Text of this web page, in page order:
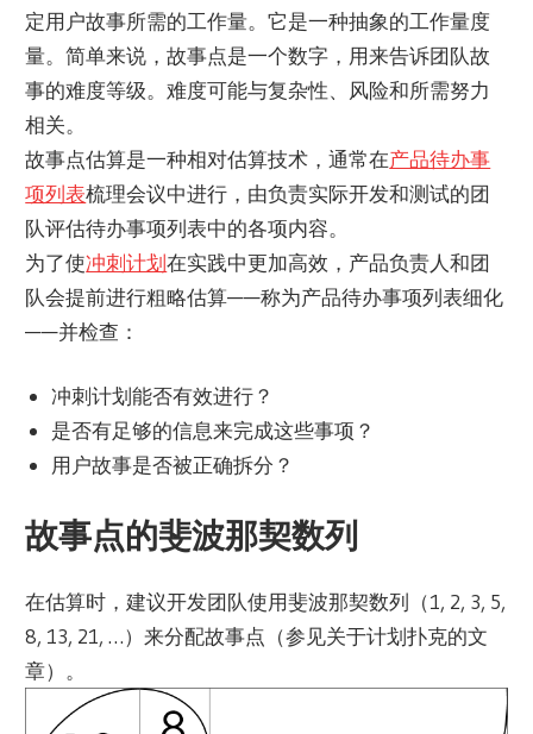
定用户故事所需的工作量。它是一种抽象的工作量度
量。简单来说，故事点是一个数字，用来告诉团队故
事的难度等级。难度可能与复杂性、风险和所需努力
相关。
故事点估算是一种相对估算技术，通常在产品待办事
项列表梳理会议中进行，由负责实际开发和测试的团
队评估待办事项列表中的各项内容。
为了使冲刺计划在实践中更加高效，产品负责人和团
队会提前进行粗略估算——称为产品待办事项列表细化
——并检查：
冲刺计划能否有效进行？
是否有足够的信息来完成这些事项？
用户故事是否被正确拆分？
故事点的斐波那契数列
在估算时，建议开发团队使用斐波那契数列（1, 2, 3, 5,
8, 13, 21, …）来分配故事点（参见关于计划扑克的文
章）。